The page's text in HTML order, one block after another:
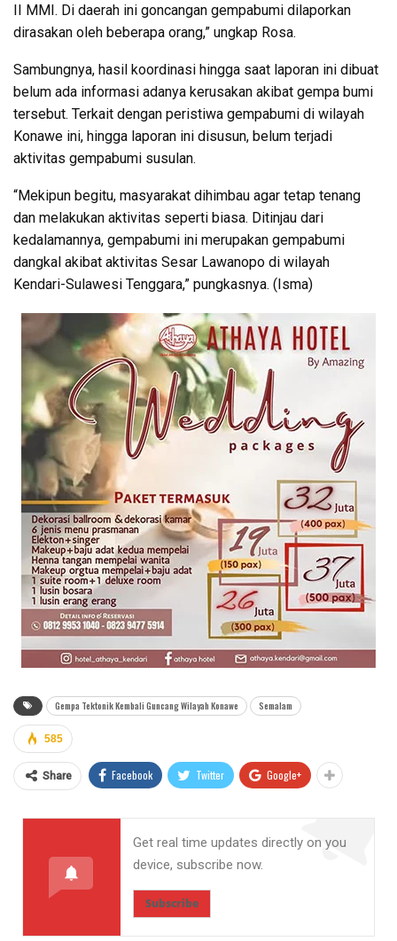
II MMI. Di daerah ini goncangan gempabumi dilaporkan
dirasakan oleh beberapa orang,” ungkap Rosa.
Sambungnya, hasil koordinasi hingga saat laporan ini dibuat
belum ada informasi adanya kerusakan akibat gempa bumi
tersebut. Terkait dengan peristiwa gempabumi di wilayah
Konawe ini, hingga laporan ini disusun, belum terjadi
aktivitas gempabumi susulan.
“Mekipun begitu, masyarakat dihimbau agar tetap tenang
dan melakukan aktivitas seperti biasa. Ditinjau dari
kedalamannya, gempabumi ini merupakan gempabumi
dangkal akibat aktivitas Sesar Lawanopo di wilayah
Kendari-Sulawesi Tenggara,” pungkasnya. (Isma)
Gempa Tektonik Kembali Guncang Wilayah Konawe Semalam
585
Share Facebook Twitter Google+
Get real time updates directly on you
device, subscribe now.
Subscribe